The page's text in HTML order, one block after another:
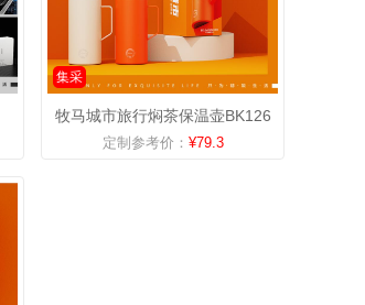
集采
牧马城市旅行焖茶保温壶BK126
定制参考价： ¥79.3